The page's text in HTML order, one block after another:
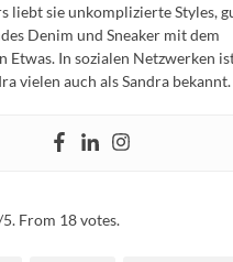
liebt sie unkomplizierte Styles,
Denim und Sneaker mit dem
Etwas. In sozialen Netzwerken
vielen auch als Sandra bekannt.
From 18 votes.